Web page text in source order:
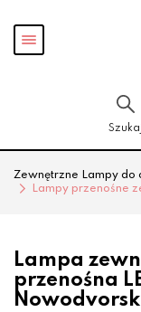
Pokaż
menu
Szukaj
Zewnętrzne Lampy do
Lampy przenośne
Lampa
przenośna